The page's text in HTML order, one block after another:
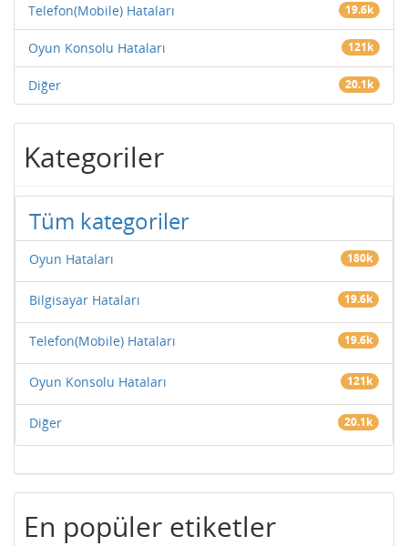
Telefon(Mobile) Hataları 19.6k
Oyun Konsolu Hataları 121k
Diğer 20.1k
Kategoriler
Tüm kategoriler
Oyun Hataları 180k
Bilgisayar Hataları 19.6k
Telefon(Mobile) Hataları 19.6k
Oyun Konsolu Hataları 121k
Diğer 20.1k
En popüler etiketler